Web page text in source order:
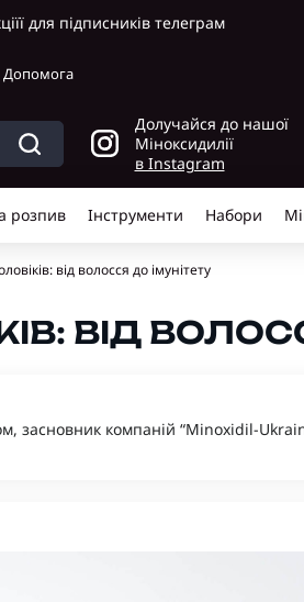
для підписників телеграм
Допомога
Долучайся до нашої
Міноксидилії
в Instagram
розпив Інструменти Набори
від волосся до імунітету
ВІД
засновник компаній “Minoxidil-